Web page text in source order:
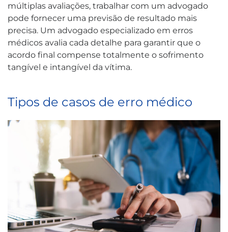
múltiplas avaliações, trabalhar com um advogado
pode fornecer uma previsão de resultado mais
precisa. Um advogado especializado em erros
médicos avalia cada detalhe para garantir que o
acordo final compense totalmente o sofrimento
tangível e intangível da vítima.
Tipos de casos de erro médico